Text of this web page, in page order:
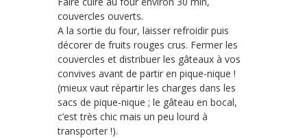
couvercles ouverts.
A la sortie du four, laisser refroidir puis
décorer de fruits rouges crus. Fermer les
couvercles et distribuer les gâteaux à vos
convives avant de partir en pique-nique !
(mieux vaut répartir les charges dans les
sacs de pique-nique ; le gâteau en bocal,
c’est très chic mais un peu lourd à
transporter !).